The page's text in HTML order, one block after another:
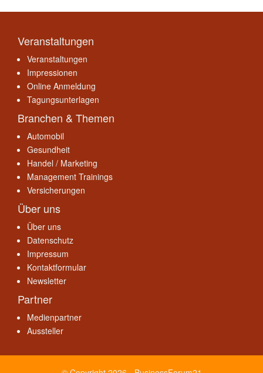
Veranstaltungen
Veranstaltungen
Impressionen
Online Anmeldung
Tagungsunterlagen
Branchen & Themen
Automobil
Gesundheit
Handel / Marketing
Management Trainings
Versicherungen
Über uns
Über uns
Datenschutz
Impressum
Kontaktformular
Newsletter
Partner
Medienpartner
Aussteller